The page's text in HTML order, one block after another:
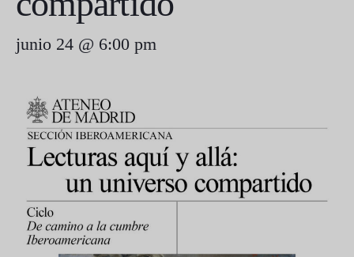
junio 24 @ 6:00 pm